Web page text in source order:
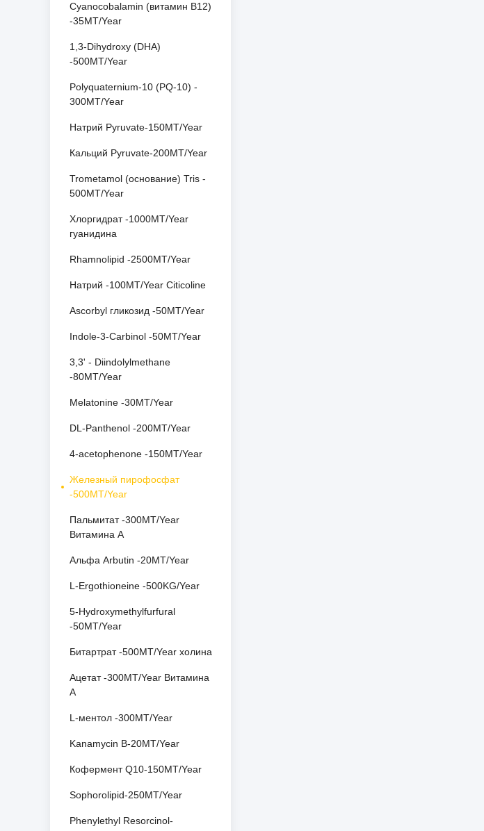
Cyanocobalamin (витамин B12)
-35MT/Year
1,3-Dihydroxy (DHA)
-500MT/Year
Polyquaternium-10 (PQ-10) -
300MT/Year
Натрий Pyruvate-150MT/Year
Кальций Pyruvate-200MT/Year
Trometamol (основание) Tris -
500MT/Year
Хлоргидрат -1000MT/Year
гуанидина
Rhamnolipid -2500MT/Year
Натрий -100MT/Year Citicoline
Ascorbyl гликозид -50MT/Year
Indole-3-Carbinol -50MT/Year
3,3' - Diindolylmethane
-80MT/Year
Melatonine -30MT/Year
DL-Panthenol -200MT/Year
4-acetophenone -150MT/Year
Железный пирофосфат
-500MT/Year
Пальмитат -300MT/Year
Витамина A
Альфа Arbutin -20MT/Year
L-Ergothioneine -500KG/Year
5-Hydroxymethylfurfural
-50MT/Year
Битартрат -500MT/Year холина
Ацетат -300MT/Year Витамина
A
L-ментол -300MT/Year
Kanamycin B-20MT/Year
Кофермент Q10-150MT/Year
Sophorolipid-250MT/Year
Phenylethyl Resorcinol-